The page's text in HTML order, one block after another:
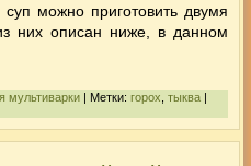
можно приготовить двумя
них описан ниже, в данном
мультиварки| Метки: горох тыква|